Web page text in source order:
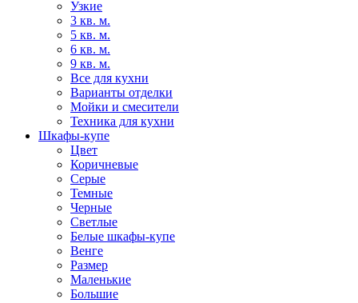
Узкие
3 кв. м.
5 кв. м.
6 кв. м.
9 кв. м.
Все для кухни
Варианты отделки
Мойки и смесители
Техника для кухни
Шкафы-купе
Цвет
Коричневые
Серые
Темные
Черные
Светлые
Белые шкафы-купе
Венге
Размер
Маленькие
Большие